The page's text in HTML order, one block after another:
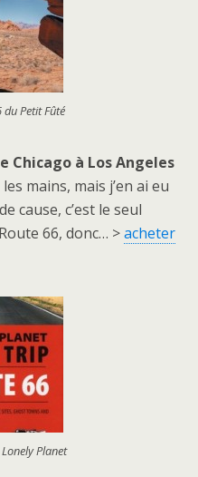
du Petit Fûté
Chicago à Los Angeles
mains, mais j’en ai eu
cause, c’est le seul
66, donc… >acheter
Planet